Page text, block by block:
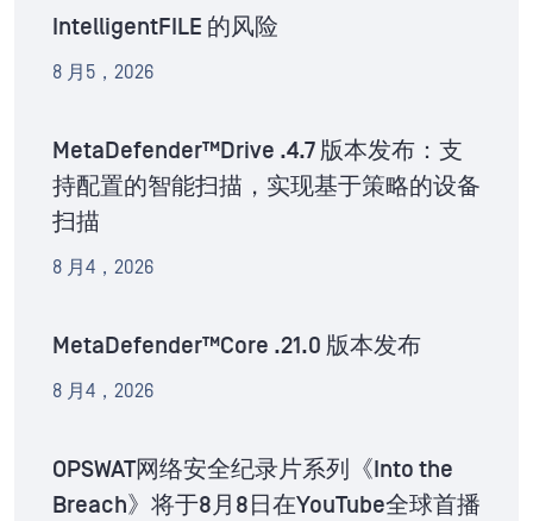
IntelligentFILE 的风险
8 月5，2026
MetaDefender™Drive .4.7 版本发布：支
持配置的智能扫描，实现基于策略的设备
扫描
8 月4，2026
MetaDefender™Core .21.0 版本发布
8 月4，2026
OPSWAT网络安全纪录片系列《Into the
Breach》将于8月8日在YouTube全球首播